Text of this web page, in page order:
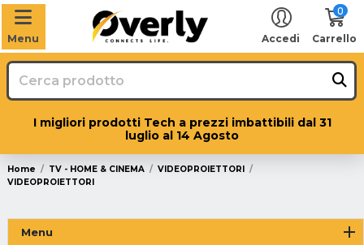
Menu Accedi
0
Carrello
I migliori prodotti Tech a prezzi imbattibili dal 31
luglio al 14 Agosto
Home TV - HOME & CINEMA
VIDEOPROIETTORI
VIDEOPROIETTORI
Menu